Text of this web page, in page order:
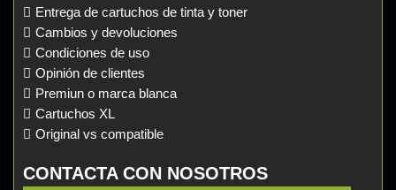
Entrega de cartuchos de tinta y toner
Cambios y devoluciones
Condiciones de uso
Opinión de clientes
Premiun o marca blanca
Cartuchos XL
Original vs compatible
CONTACTA CON NOSOTROS